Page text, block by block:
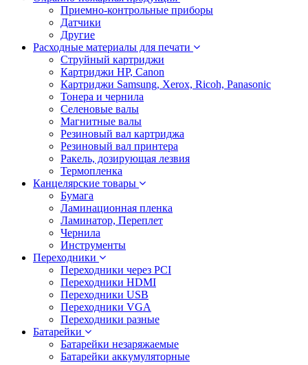
Приемно-контрольные приборы
Датчики
Другие
Расходные материалы для печати
Струйный картриджи
Картриджи HP, Canon
Картриджи Samsung, Xerox, Ricoh, Panasonic
Тонера и чернила
Селеновые валы
Магнитные валы
Резиновый вал картриджа
Резиновый вал принтера
Ракель, дозирующая лезвия
Термопленка
Канцелярские товары
Бумага
Ламинационная пленка
Ламинатор, Переплет
Чернила
Инструменты
Переходники
Переходники через PCI
Переходники HDMI
Переходники USB
Переходники VGA
Переходники разные
Батарейки
Батарейки незаряжаемые
Батарейки аккумуляторные